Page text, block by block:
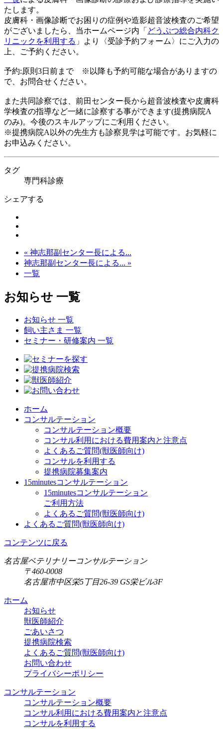
たします。
皮膚科・画像診断でお困りの症例や造影超音波検査のご希望
がございましたら、当ホームページ内「 どうぶつ総合内科ク
リニックを利用する 」より〈受診予約フォーム〉にご入力の
上、ご予約ください。
予約:原則3日前まで ※以降も予約可能な場合がありますの
で、お問合せください。
また共同診察では、前田センター長から超音波検査や皮膚科
学検査の指導など一緒に診察する事ができます(提携病院A
のみ)。今後のスキルアップにご利用ください。
※提携病院A以外の先生方も診察見学は可能です。お気軽に
お申込みください。
タグ
専門科診療
シェアする
« 神志那副センター長による...
神志那副センター長による... »
一覧
お知らせ 一覧
お知らせ 一覧
飼い主さま 一覧
セミナー・研修案内 一覧
ホーム
コンサルテーション
コンサルテーション概要
コンサル利用における費用案内と注意点
よくあるご質問(獣医師向け)
コンサルを利用する
提携病院募集案内
15minutesコンサルテーション
15minutesコンサルテーション
ご利用方法
よくあるご質問(獣医師向け)
よくあるご質問(獣医師向け)
コンテンツに戻る
名古屋ベテリナリーコンサルテーション
〒460-0008
名古屋市中区栄5丁目26-39 GS栄ビル3F
ホーム
お知らせ
獣医師紹介
ごあいさつ
提携病院検索
よくあるご質問(獣医師向け)
お問い合わせ
プライバシーポリシー
コンサルテーション
コンサルテーション概要
コンサル利用における費用案内と注意点
コンサルを利用する